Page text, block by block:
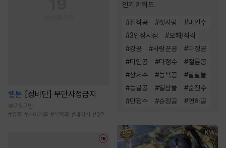
웹툰 [성비단] 무단사정금지
75.7만
#유혹 # 개아가공 #복흑공 #페티쉬 #3P
인기 키워드
#집착공 #첫사랑 #미인수
#3인칭시점 #오해/착각
#강공 #사랑꾼공 #다정공
#미인공 #다정수 #절륜공
#상처수 #능욕공 #달달물
#능글공 #일상물 #순진수
#단정수 #순정공 #연하공